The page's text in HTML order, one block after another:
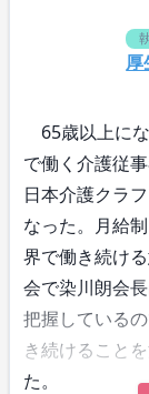
厚
65歳以上に
で働く介護従
日本介護クラ
なった。月給
界で働き続け
会で染川朗会
把握している
き続けること
た。